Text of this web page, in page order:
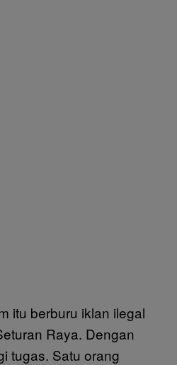
itu berburu iklan ilegal
Raya. Dengan
tugas. Satu orang